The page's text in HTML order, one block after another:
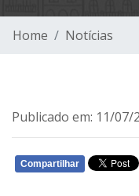
Home Notícias
Publicado em: 11/07/
Compartilhar